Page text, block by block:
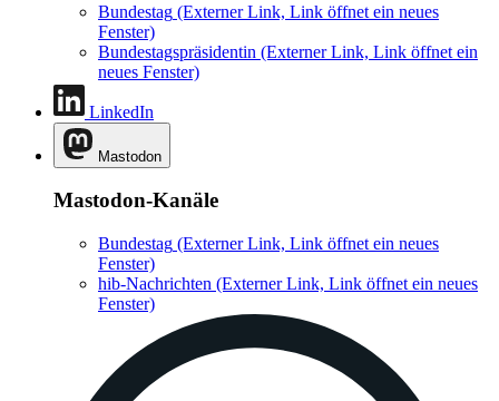
Bundestag (Externer Link, Link öffnet ein neues
Fenster)
Bundestagspräsidentin (Externer Link, Link öffnet ein
neues Fenster)
LinkedIn
Mastodon
Mastodon-Kanäle
Bundestag (Externer Link, Link öffnet ein neues
Fenster)
hib-Nachrichten (Externer Link, Link öffnet ein neues
Fenster)